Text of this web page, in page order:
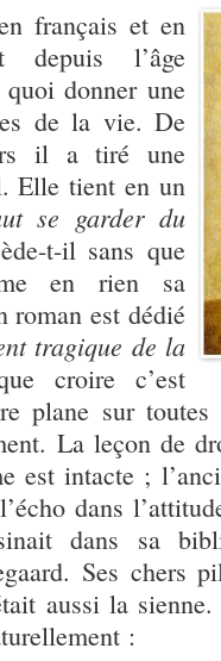
français et en
depuis l’âge
donner une
de la vie. De
il a tiré une
Elle tient en un
se garder du
t-il sans que
en rien sa
roman est dédié
tragique de la
croire c’est
plane sur
La leçon de
est intacte ;
dans
dans sa
Ses chers
aussi la
: